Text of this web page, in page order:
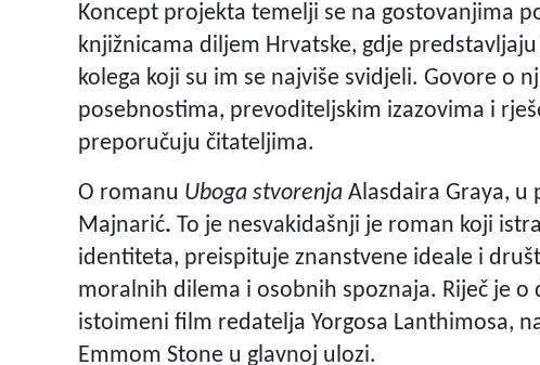
Koncept projekta temelji se na gostovanjima
knjižnicama diljem Hrvatske, gdje
kolega koji su im se najviše svidjeli. Govore o
posebnostima, prevoditeljskim izazovima i
preporučuju čitateljima.
O romanu Uboga stvorenja Alasdaira Graya, u
Majnarić. To je nesvakidašnji je roman koji
identiteta, preispituje znanstvene ideale i
moralnih dilema i osobnih spoznaja. Riječ je o
istoimeni film redatelja Yorgosa Lanthimosa,
Emmom Stone u glavnoj ulozi.